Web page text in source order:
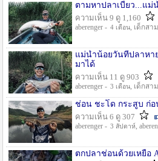
ตามหาปลาเบี้ยว...แม่
ความเห็น 9 ดู 1,160
aberenger - 4 เดือน, เด็กสา
แม่น้ำน้อยวันที่ปลาหา
มาได้
ความเห็น 11 ดู 903
aberenger - 3 เดือน, เด็กสา
ช่อน ชะโด กระสูบ ก่อ
ความเห็น 6 ดู 307
aberenger - 3 สัปดาห์,
ตกปลาช่อนด้วยเหยื่อ